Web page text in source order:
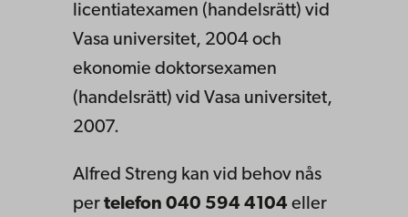
licentiatexamen (handelsrätt) vid
Vasa universitet, 2004 och
ekonomie doktorsexamen
(handelsrätt) vid Vasa universitet,
2007.
Alfred Streng kan vid behov nås
per telefon 040 594 4104 eller